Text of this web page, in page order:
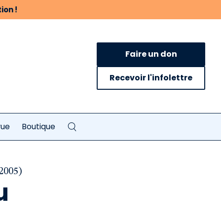
!
Faire un don
Recevoir l'infolettre
Boutique